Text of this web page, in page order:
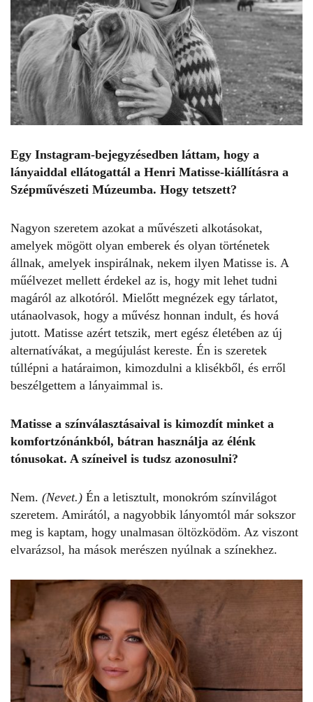
Egy Instagram-bejegyzésedben láttam, hogy a
lányaiddal ellátogattál a Henri Matisse-kiállításra a
Szépművészeti Múzeumba. Hogy tetszett?
Nagyon szeretem azokat a művészeti alkotásokat,
amelyek mögött olyan emberek és olyan történetek
állnak, amelyek inspirálnak, nekem ilyen Matisse is. A
műélvezet mellett érdekel az is, hogy mit lehet tudni
magáról az alkotóról. Mielőtt megnézek egy tárlatot,
utánaolvasok, hogy a művész honnan indult, és hová
jutott. Matisse azért tetszik, mert egész életében az új
alternatívákat, a megújulást kereste. Én is szeretek
túllépni a határaimon, kimozdulni a klisékből, és erről
beszélgettem a lányaimmal is.
Matisse a színválasztásaival is kimozdít minket a
komfortzónánkból, bátran használja az élénk
tónusokat. A színeivel is tudsz azonosulni?
Nem. (Nevet.) Én a letisztult, monokróm színvilágot
szeretem. Amirától, a nagyobbik lányomtól már sokszor
meg is kaptam, hogy unalmasan öltözködöm. Az viszont
elvarázsol, ha mások merészen nyúlnak a színekhez.